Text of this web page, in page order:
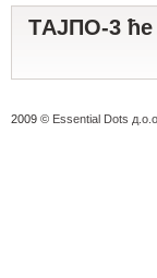
TАЈПО-3 ће
2009 © Essential Dots д.о.о.